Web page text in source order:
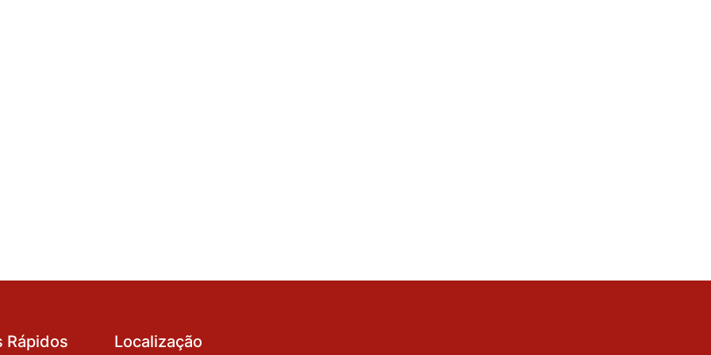
Rápidos Localização